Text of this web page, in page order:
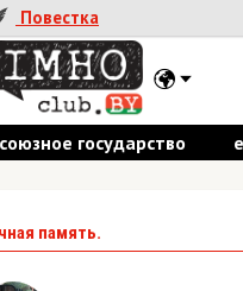
государство еаэс
память.